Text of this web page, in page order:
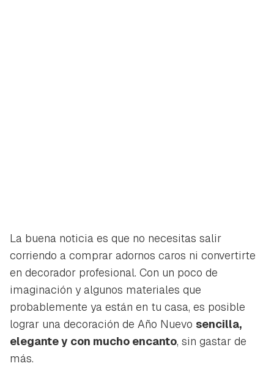
La buena noticia es que no necesitas salir
corriendo a comprar adornos caros ni convertirte
en decorador profesional. Con un poco de
imaginación y algunos materiales que
probablemente ya están en tu casa, es posible
lograr una decoración de Año Nuevo sencilla,
elegante y con mucho encanto, sin gastar de
más.